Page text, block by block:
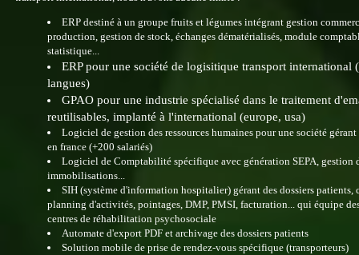
ERP destiné à un groupe fruits et légumes intégrant gestion
production, gestion de stock, échanges dématérialisés, module
statistique...
ERP pour une société de logisitique transport international
langues)
GPAO pour une industrie spécialisé dans le traitement
reutilisables, implanté à l'international (europe, usa)
Logiciel de gestion des ressources humaines pour une société
en france (+200 salariés)
Logiciel de Comptabilité spécifique avec génération SEPA, gestion
immobilisations...
SIH (système d'information hospitalier) gérant des dossiers patients,
planning d'activités, pointages, DMP, PMSI, facturation... qui équipe des
centres de réhabilitation psychosociale
Automate d'export PDF et archivage des dossiers patients
Solution mobile de prise de rendez-vous spécifique (transporteurs)